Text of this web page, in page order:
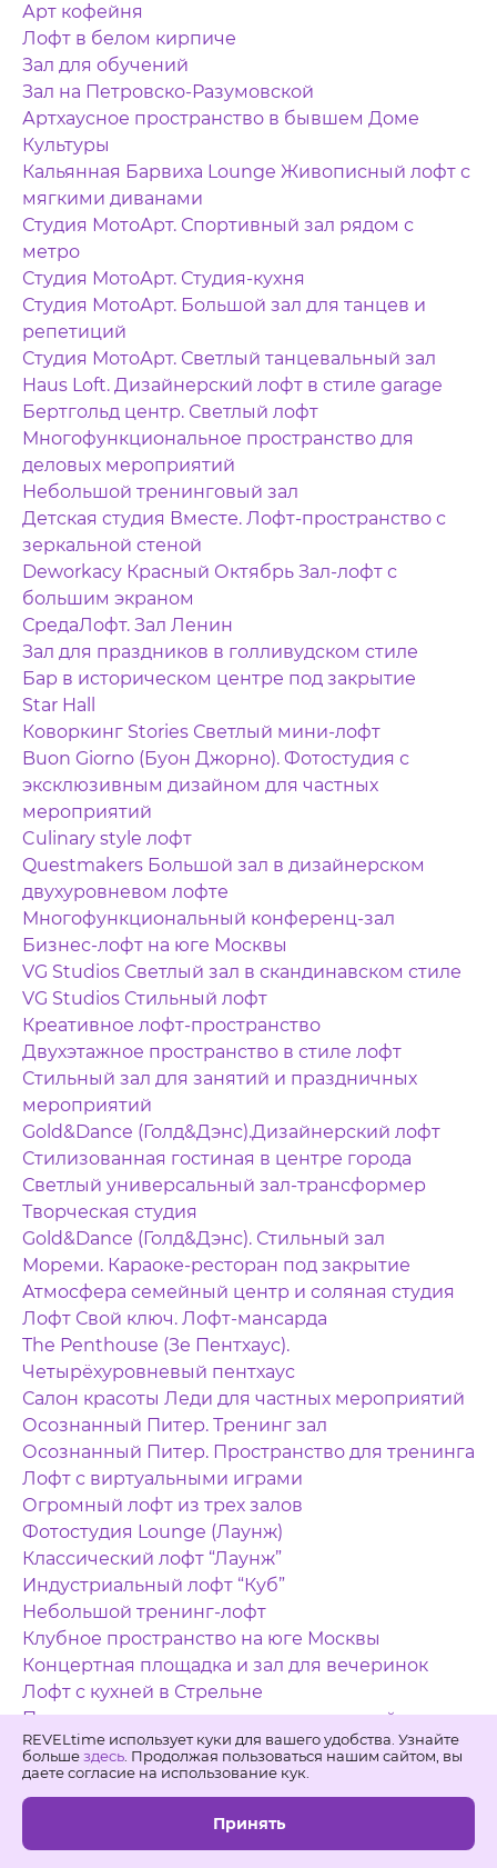
Арт кофейня
Лофт в белом кирпиче
Зал для обучений
Зал на Петровско-Разумовской
Артхаусное пространство в бывшем Доме
Культуры
Кальянная Барвиха Lounge Живописный лофт с
мягкими диванами
Студия МотоАрт. Спортивный зал рядом с
метро
Студия МотоАрт. Студия-кухня
Студия МотоАрт. Большой зал для танцев и
репетиций
Студия МотоАрт. Светлый танцевальный зал
Haus Loft. Дизайнерский лофт в стиле garage
Бертгольд центр. Светлый лофт
Многофункциональное пространство для
деловых мероприятий
Небольшой тренинговый зал
Детская студия Вместе. Лофт-пространство с
зеркальной стеной
Deworkacy Красный Октябрь Зал-лофт с
большим экраном
СредаЛофт. Зал Ленин
Зал для праздников в голливудском стиле
Бар в историческом центре под закрытие
Star Hall
Коворкинг Stories Светлый мини-лофт
Buon Giorno (Буон Джорно). Фотостудия с
эксклюзивным дизайном для частных
мероприятий
Culinary style лофт
Questmakers Большой зал в дизайнерском
двухуровневом лофте
Многофункциональный конференц-зал
Бизнес-лофт на юге Москвы
VG Studios Светлый зал в скандинавском стиле
VG Studios Стильный лофт
Креативное лофт-пространство
Двухэтажное пространство в стиле лофт
Стильный зал для занятий и праздничных
мероприятий
Gold&Dance (Голд&Дэнс).Дизайнерский лофт
Стилизованная гостиная в центре города
Светлый универсальный зал-трансформер
Творческая студия
Gold&Dance (Голд&Дэнс). Стильный зал
Мореми. Караоке-ресторан под закрытие
Атмосфера семейный центр и соляная студия
Лофт Свой ключ. Лофт-мансарда
The Penthouse (Зе Пентхаус).
Четырёхуровневый пентхаус
Салон красоты Леди для частных мероприятий
Осознанный Питер. Тренинг зал
Осознанный Питер. Пространство для тренинга
Лофт с виртуальными играми
Огромный лофт из трех залов
Фотостудия Lounge (Лаунж)
Классический лофт “Лаунж”
Индустриальный лофт “Куб”
Небольшой тренинг-лофт
Клубное пространство на юге Москвы
Концертная площадка и зал для вечеринок
Лофт с кухней в Стрельне
Пространство для телесных практик и йоги
Современный банкетный зал
Универсалььный лофт
Стильный лофт для творческих встреч и
Бертгольд центр. Зал под фотосессии в лофте
REVELtime использует куки для вашего удобства. Узнайте
большездесь . Продолжая пользоваться нашим сайтом, вы
даете согласие на использование кук.
Принять